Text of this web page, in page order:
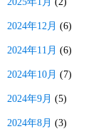
2024年12月 (6)
2024年11月 (6)
2024年10月 (7)
2024年9月 (5)
2024年8月 (3)